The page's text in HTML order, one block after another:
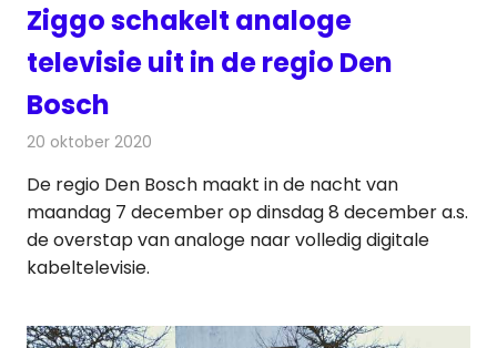
Ziggo schakelt analoge
televisie uit in de regio Den
Bosch
20 oktober 2020
De regio Den Bosch maakt in de nacht van
maandag 7 december op dinsdag 8 december a.s.
de overstap van analoge naar volledig digitale
kabeltelevisie.